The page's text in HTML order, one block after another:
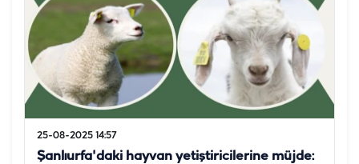
25-08-2025 14:57
Şanlıurfa'daki hayvan yetiştiricilerine müjde: